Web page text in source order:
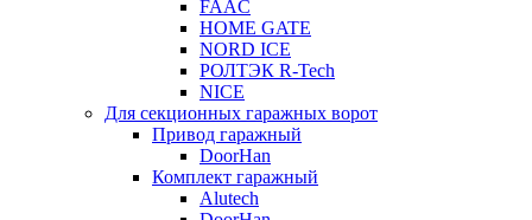
FAAC
HOME GATE
NORD ICE
РОЛТЭК R-Tech
NICE
Для секционных гаражных ворот
Привод гаражный
DoorHan
Комплект гаражный
Alutech